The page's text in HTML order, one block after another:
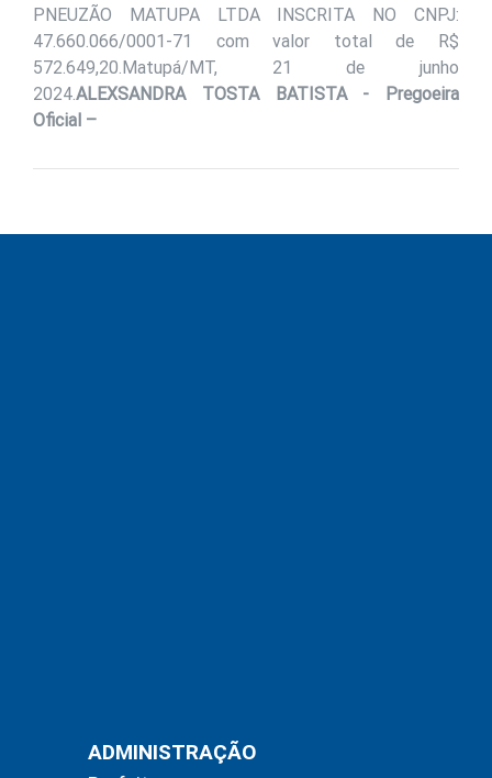
PNEUZÃO MATUPA LTDA INSCRITA NO CNPJ:
47.660.066/0001-71 com valor total de R$
572.649,20.Matupá/MT, 21 de junho
2024.ALEXSANDRA TOSTA BATISTA - Pregoeira
Oficial –
ADMINISTRAÇÃO